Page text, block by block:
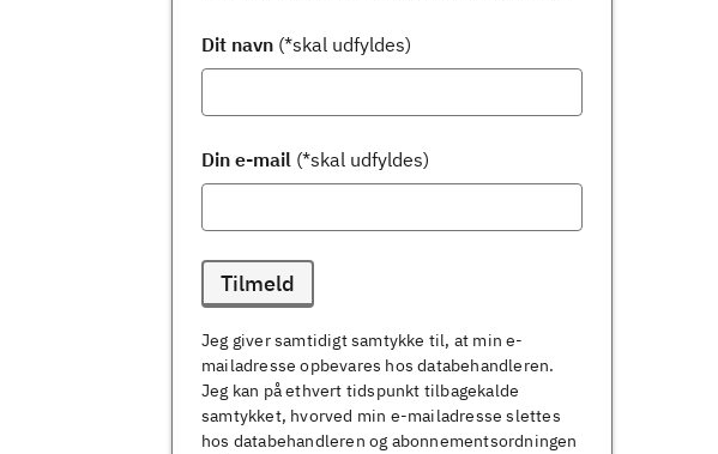
Dit navn (*skal udfyldes)
Din e-mail (*skal udfyldes)
Tilmeld
Jeg giver samtidigt samtykke til, at min e-
mailadresse opbevares hos databehandleren.
Jeg kan på ethvert tidspunkt tilbagekalde
samtykket, hvorved min e-mailadresse slettes
hos databehandleren og abonnementsordningen